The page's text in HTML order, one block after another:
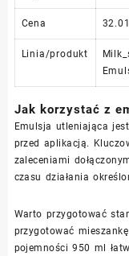
Cena
Linia/produkt
Jak korzystać z
Emulsja utleniająca
przed aplikacją.
zaleceniami
czasu działania
Warto przygotować
przygotować
pojemności 950 ml